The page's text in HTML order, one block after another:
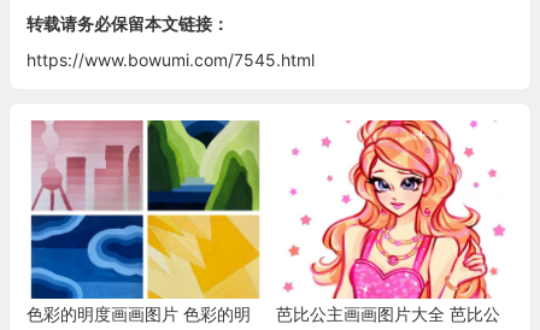
转载请务必保留本文链接：
https://www.bowumi.com/7545.html
色彩的明度画画图片 色彩的明
芭比公主画画图片大全 芭比公